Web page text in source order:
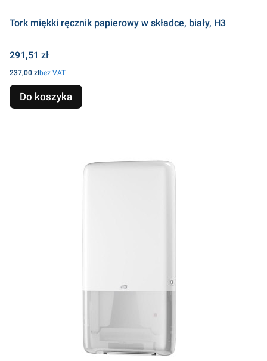
Tork miękki ręcznik papierowy w składce, biały, H3
Cena
291,51 zł
Cena
237,00 złbez VAT
Do koszyka